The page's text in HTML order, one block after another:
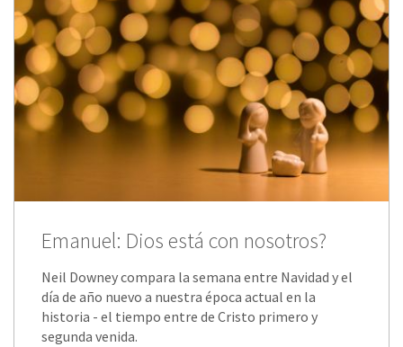
Emanuel: Dios está con nosotros?
Neil Downey compara la semana entre Navidad y el
día de año nuevo a nuestra época actual en la
historia - el tiempo entre de Cristo primero y
segunda venida.